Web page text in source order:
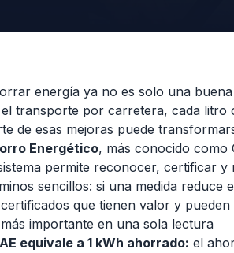
energía ya no es solo una
el transporte por carretera, cada litro
de esas mejoras puede
Energético, más conocido como
permite reconocer, certificar
sencillos: si una medida
que tienen valor y pueden
importante en una sola lectura
equivale a 1 kWh ahorrado: el